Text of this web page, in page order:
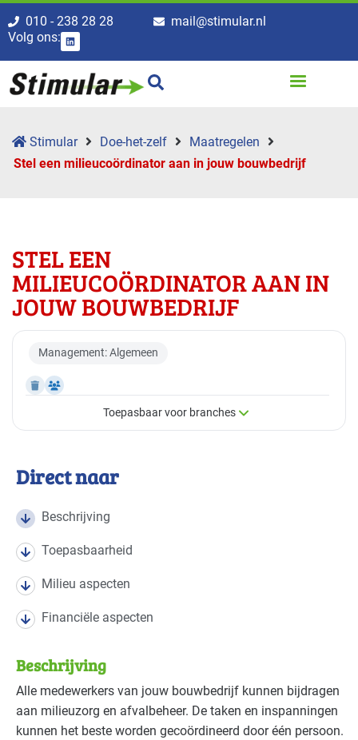
010 - 238 28 28
mail@stimular.nl
Volg ons:
Stimular Doe-het-zelf
Maatregelen
Stel een milieucoördinator aan in jouw bouwbedrijf
STEL EEN
MILIEUCOÖRDINATOR AAN IN
JOUW BOUWBEDRIJF
Management: Algemeen
Toepasbaar voor branches
Toepasbaar voor branches
branches
Bouw - bouw/infra
Direct naar
Beschrijving
Toepasbaarheid
Milieu aspecten
Financiële aspecten
Beschrijving
Alle medewerkers van jouw bouwbedrijf kunnen bijdragen
aan milieuzorg en afvalbeheer. De taken en inspanningen
kunnen het beste worden gecoördineerd door één persoon.